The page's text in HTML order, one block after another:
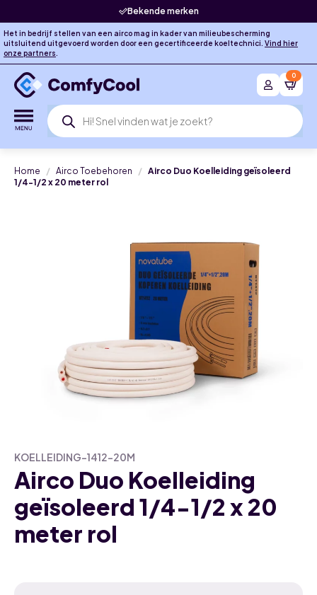
Bekende merken
Het in bedrijf stellen van een airco mag in kader van milieubescherming
uitsluitend uitgevoerd worden door een gecertificeerde koeltechnici. Vind hier
onze partners.
Producten
zoeken
0
Home Airco Toebehoren
Airco Duo Koelleiding geïsoleerd
1/4-1/2 x 20 meter rol
KOELLEIDING-1412-20M
Airco Duo Koelleiding
geïsoleerd 1/4-1/2 x 20
meter rol